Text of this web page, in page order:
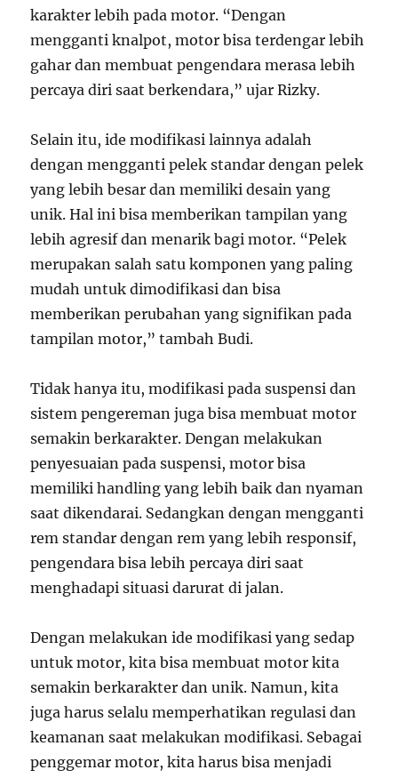
karakter lebih pada motor. “Dengan
mengganti knalpot, motor bisa terdengar lebih
gahar dan membuat pengendara merasa lebih
percaya diri saat berkendara,” ujar Rizky.
Selain itu, ide modifikasi lainnya adalah
dengan mengganti pelek standar dengan pelek
yang lebih besar dan memiliki desain yang
unik. Hal ini bisa memberikan tampilan yang
lebih agresif dan menarik bagi motor. “Pelek
merupakan salah satu komponen yang paling
mudah untuk dimodifikasi dan bisa
memberikan perubahan yang signifikan pada
tampilan motor,” tambah Budi.
Tidak hanya itu, modifikasi pada suspensi dan
sistem pengereman juga bisa membuat motor
semakin berkarakter. Dengan melakukan
penyesuaian pada suspensi, motor bisa
memiliki handling yang lebih baik dan nyaman
saat dikendarai. Sedangkan dengan mengganti
rem standar dengan rem yang lebih responsif,
pengendara bisa lebih percaya diri saat
menghadapi situasi darurat di jalan.
Dengan melakukan ide modifikasi yang sedap
untuk motor, kita bisa membuat motor kita
semakin berkarakter dan unik. Namun, kita
juga harus selalu memperhatikan regulasi dan
keamanan saat melakukan modifikasi. Sebagai
penggemar motor, kita harus bisa menjadi